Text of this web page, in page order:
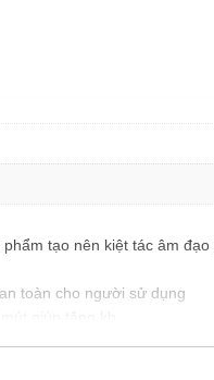
tạo nên kiệt tác âm
toàn cho người sử dụng
giúp tăng kh...